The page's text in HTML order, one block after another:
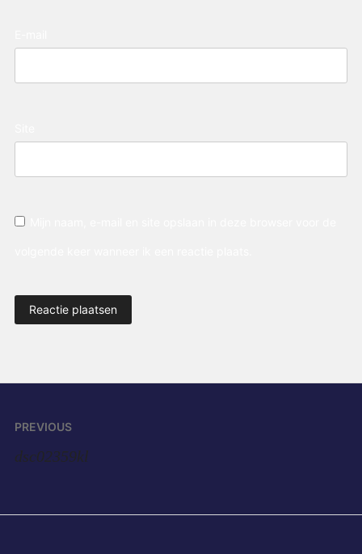
Bericht
navigatie
PREVIOUS
dsc02359kl